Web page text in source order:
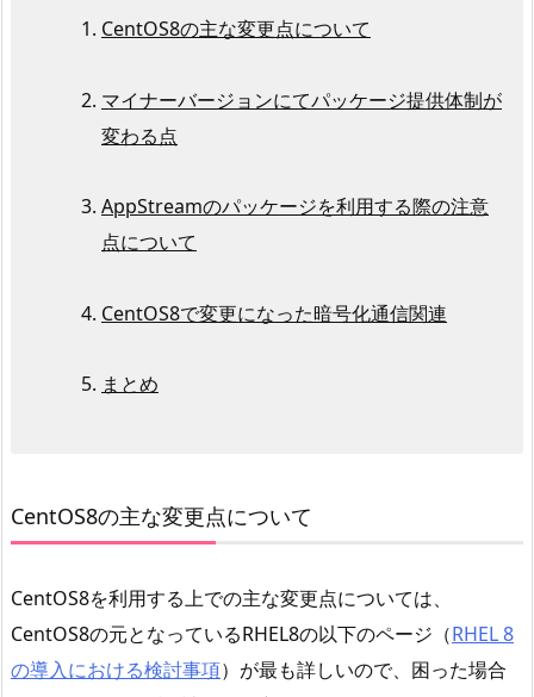
CentOS8の主な変更点について
マイナーバージョンにてパッケージ提供体制が
変わる点
AppStreamのパッケージを利用する際の注意
点について
CentOS8で変更になった暗号化通信関連
まとめ
CentOS8の主な変更点について
CentOS8を利用する上での主な変更点については、
CentOS8の元となっているRHEL8の以下のページ（RHEL 8
の導入における検討事項）が最も詳しいので、困った場合